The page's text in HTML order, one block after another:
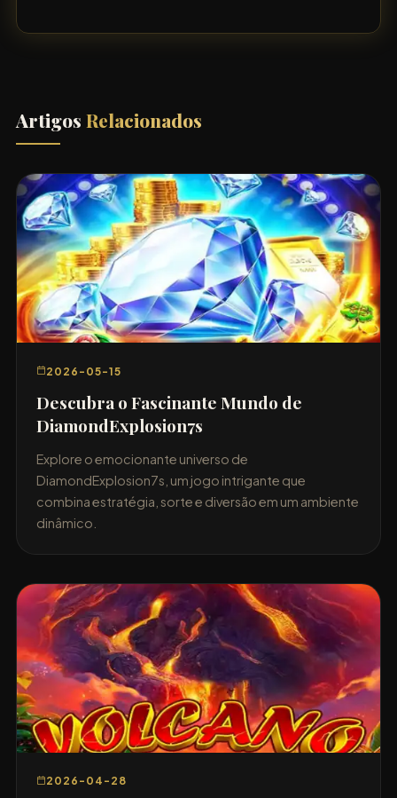
Artigos Relacionados
2026-05-15
Descubra o Fascinante Mundo de
DiamondExplosion7s
Explore o emocionante universo de
DiamondExplosion7s, um jogo intrigante que
combina estratégia, sorte e diversão em um ambiente
dinâmico.
2026-04-28